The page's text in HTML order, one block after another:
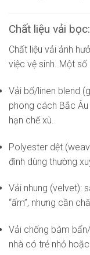
Chất liệu vải
Chất liệu vải ảnh
việc vệ sinh. Một
Vải bố/linen blend
phong cách Bắc
hạn chế xù.
Polyester dệt
đình dùng thường
Vải nhung (velvet):
“ấm”, nhưng cần
Vải chống bám
nhà có trẻ nhỏ